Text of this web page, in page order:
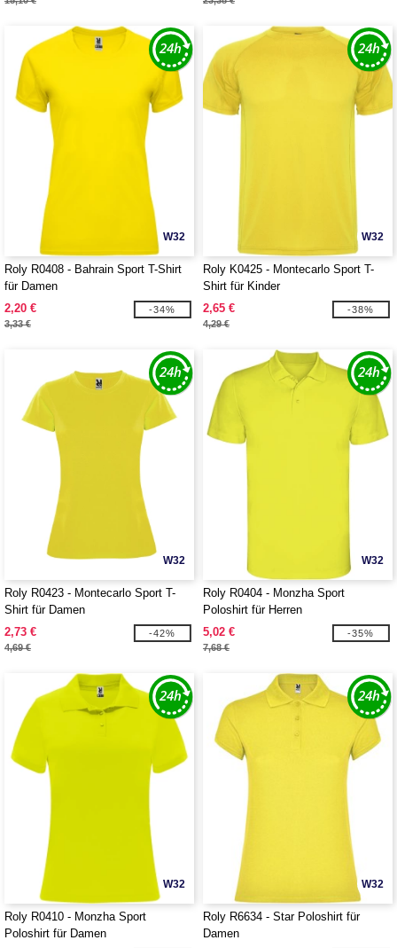
W32
Roly R0408 - Bahrain Sport T-Shirt
für Damen
2,20 €
3,33 €
-34%
W32
Roly K0425 - Montecarlo Sport T-
Shirt für Kinder
2,65 €
4,29 €
-38%
W32
Roly R0423 - Montecarlo Sport T-
Shirt für Damen
2,73 €
4,69 €
-42%
W32
Roly R0404 - Monzha Sport
Poloshirt für Herren
5,02 €
7,68 €
-35%
W32
Roly R0410 - Monzha Sport
Poloshirt für Damen
W32
Roly R6634 - Star Poloshirt für
Damen